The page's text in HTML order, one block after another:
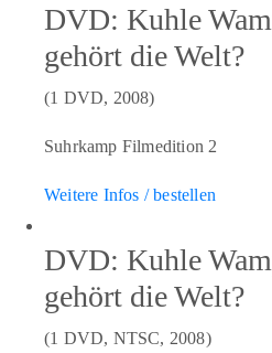
DVD: Kuhle
gehört die Welt?
(1 DVD, 2008)
Suhrkamp Filmedition 2
Weitere Infos / bestellen
DVD: Kuhle
gehört die Welt?
(1 DVD, NTSC, 2008)